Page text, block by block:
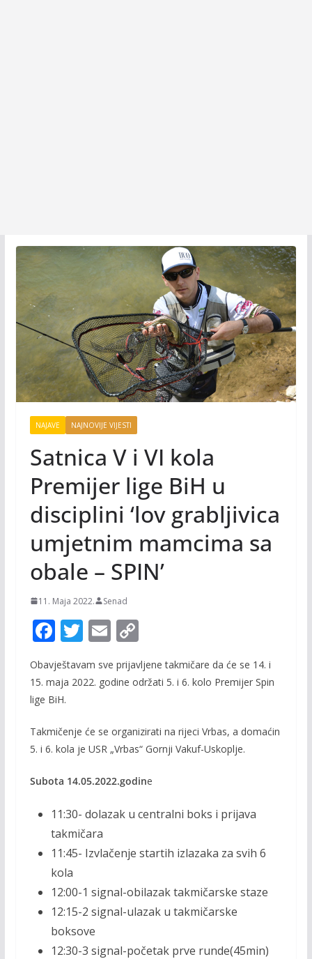
NAJAVE NAJNOVIJE VIJESTI
Satnica V i VI kola
Premijer lige BiH u
disciplini ‘lov grabljivica
umjetnim mamcima sa
obale – SPIN’
11. Maja 2022. Senad
F
ac
e
b
o
o
T
itt
er
E
ai
C
o
p
n
Obavještavam sve prijavljene takmičare da će se 14. i
15. maja 2022. godine održati 5. i 6. kolo Premijer Spin
lige BiH.
Takmičenje će se organizirati na rijeci Vrbas, a domaćin
5. i 6. kola je USR „Vrbas“ Gornji Vakuf-Uskoplje.
Subota 14.05.2022.godine
11:30- dolazak u centralni boks i prijava
takmičara
11:45- Izvlačenje startih izlazaka za svih 6
kola
12:00-1 signal-obilazak takmičarske staze
12:15-2 signal-ulazak u takmičarske
boksove
12:30-3 signal-početak prve runde(45min)